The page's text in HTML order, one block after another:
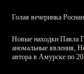
Голая вечеринка
Новые находки Павла
аномальные явления,
автора в Амурске по